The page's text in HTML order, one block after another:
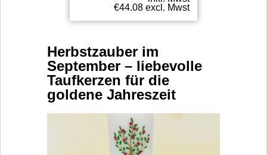
€44.08 excl. Mwst
Herbstzauber im
September – liebevolle
Taufkerzen für die
goldene Jahreszeit